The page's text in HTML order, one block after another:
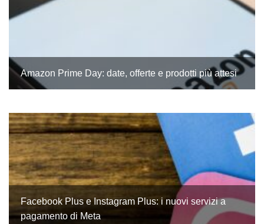
Amazon Prime Day: date, offerte e prodotti più attesi
Facebook Plus e Instagram Plus: i nuovi servizi a
pagamento di Meta